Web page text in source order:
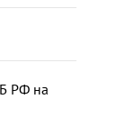
РФ на